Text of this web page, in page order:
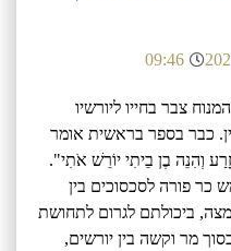
09:46
צבר בחייו ליורשיו
כבר בספר בראשית אומר
וְהִנֵה בֶן בֵיתִי יוֹרֵשׁ אֹתִי".
כר פורה לסכסוכים בין
ביכולתם לגרום לתחושת
מר וקשה בין יורשים,